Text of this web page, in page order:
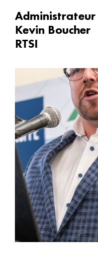
Administrateur
Kevin Boucher
RTSI